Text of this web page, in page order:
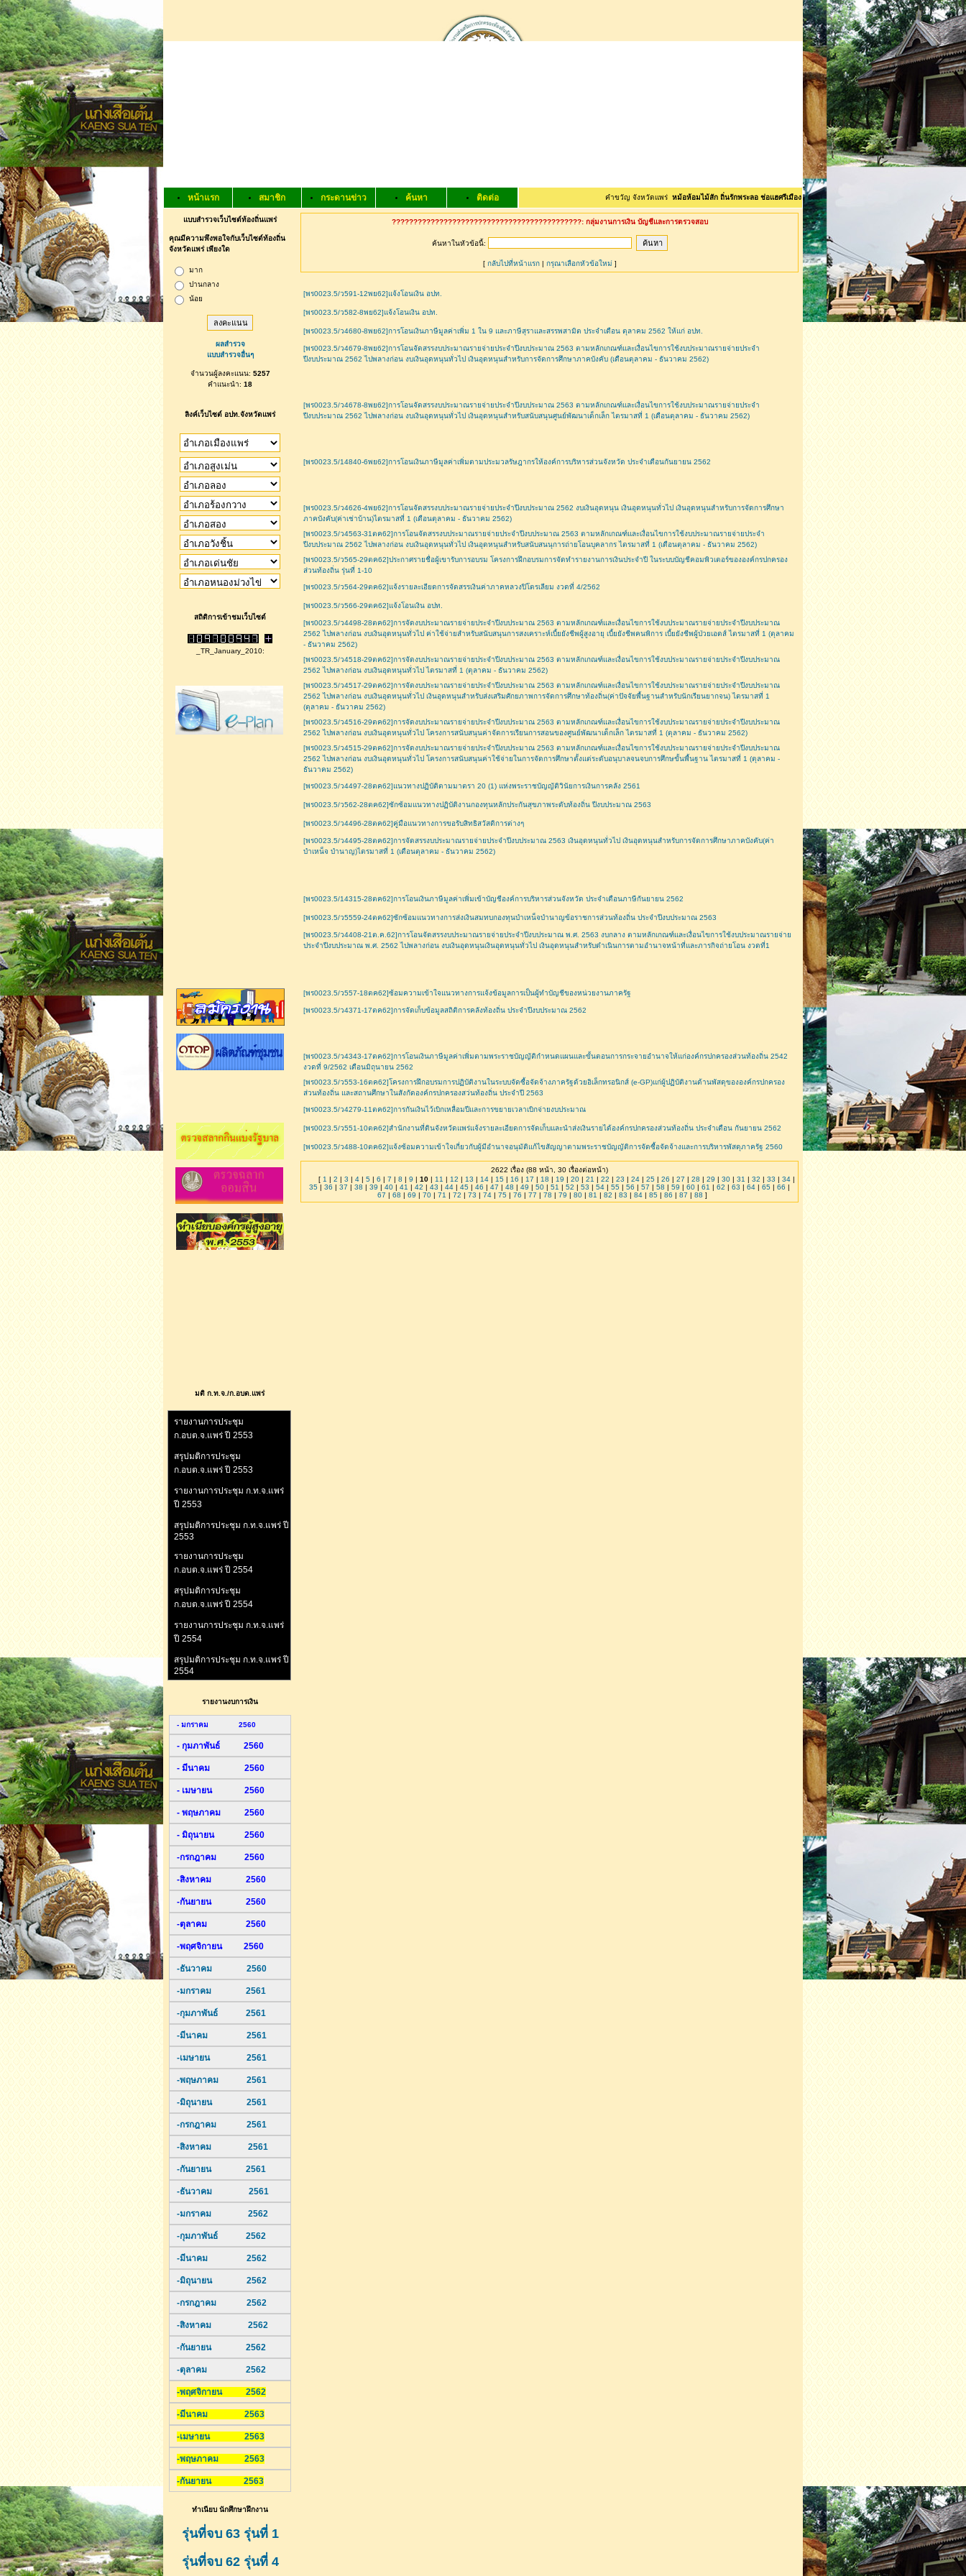
หน้าแรก สมาชิก กระดานข่าว ค้นหา ติดต่อ คำขวัญ จังหวัดแพร่หม้อห้อมไม้สัก ถิ่นรักพระลอ ช่อแฮศรีเมือง ลือเลือนแพะเมืองผี คนแพร่นี้ใจงาม <>ยินดีต้อนรับเข้าสู่เว็บ
แบบสำรวจเว็บไซต์ท้องถิ่นแพร่
คุณมีความพึงพอใจกับเว็บไซต์ท้องถิ่น
จังหวัดแพร่ เพียงใด
มาก
ปานกลาง
น้อย
ผลสำรวจ
แบบสำรวจอื่นๆ
จำนวนผู้ลงคะแนน: 5257
คำแนะนำ: 18
ลิงค์เว็บไซต์ อปท.จังหวัดแพร่
สถิติการเข้าชมเว็บไซต์
_TR_January_2010:
มติ ก.ท.จ./ก.อบต.แพร่
รายงานการประชุม
ก.อบต.จ.แพร่ ปี 2553
สรุปมติการประชุม
ก.อบต.จ.แพร่ ปี 2553
รายงานการประชุม ก.ท.จ.แพร่
ปี 2553
สรุปมติการประชุม ก.ท.จ.แพร่ ปี
2553
รายงานการประชุม
ก.อบต.จ.แพร่ ปี 2554
สรุปมติการประชุม
ก.อบต.จ.แพร่ ปี 2554
รายงานการประชุม ก.ท.จ.แพร่
ปี 2554
สรุปมติการประชุม ก.ท.จ.แพร่ ปี
2554
รายงานงบการเงิน
- มกราคม 2560
- กุมภาพันธ์ 2560
- มีนาคม 2560
- เมษายน 2560
- พฤษภาคม 2560
- มิถุนายน 2560
-กรกฎาคม 2560
-สิงหาคม 2560
-กันยายน 2560
-ตุลาคม 2560
-พฤศจิกายน 2560
-ธันวาคม 2560
-มกราคม 2561
-กุมภาพันธ์ 2561
-มีนาคม 2561
-เมษายน 2561
-พฤษภาคม 2561
-มิถุนายน 2561
-กรกฎาคม 2561
-สิงหาคม 2561
-กันยายน 2561
-ธันวาคม 2561
-มกราคม 2562
-กุมภาพันธ์ 2562
-มีนาคม 2562
-มิถุนายน 2562
-กรกฎาคม 2562
-สิงหาคม 2562
-กันยายน 2562
-ตุลาคม 2562
-พฤศจิกายน 2562
-มีนาคม 2563
-เมษายน 2563
-พฤษภาคม 2563
-กันยายน 2563
ทำเนียบ นักศึกษาฝึกงาน
รุ่นที่จบ 63 รุ่นที่ 1
รุ่นที่จบ 62 รุ่นที่ 4
????????????????????????????????????????????: กลุ่มงานการเงิน บัญชีและการตรวจสอบ
ค้นหาในหัวข้อนี้:
[ กลับไปที่หน้าแรก| กรุณาเลือกหัวข้อใหม่]
[พร0023.5/ว591-12พย62]แจ้งโอนเงิน อปท.
[พร0023.5/ว582-8พย62]แจ้งโอนเงิน อปท.
[พร0023.5/ว4680-8พย62]การโอนเงินภาษีมูลค่าเพิ่ม 1 ใน 9 และภาษีสุราและสรรพสามิต ประจำเดือน ตุลาคม 2562 ให้แก่ อปท.
[พร0023.5/ว4679-8พย62]การโอนจัดสรรงบประมาณรายจ่ายประจำปีงบประมาณ 2563 ตามหลักเกณฑ์และเงื่อนไขการใช้งบประมาณรายจ่ายประจำ
ปีงบประมาณ 2562 ไปพลางก่อน งบเงินอุดหนุนทั่วไป เงินอุดหนุนสำหรับการจัดการศึกษาภาคบังคับ (เดือนตุลาคม - ธันวาคม 2562)
[พร0023.5/ว4678-8พย62]การโอนจัดสรรงบประมาณรายจ่ายประจำปีงบประมาณ 2563 ตามหลักเกณฑ์และเงื่อนไขการใช้งบประมาณรายจ่ายประจำ
ปีงบประมาณ 2562 ไปพลางก่อน งบเงินอุดหนุนทั่วไป เงินอุดหนุนสำหรับสนับสนุนศูนย์พัฒนาเด็กเล็ก ไตรมาสที่ 1 (เดือนตุลาคม - ธันวาคม 2562)
[พร0023.5/14840-6พย62]การโอนเงินภาษีมูลค่าเพิ่มตามประมวลรัษฎากรให้องค์การบริหารส่วนจังหวัด ประจำเดือนกันยายน 2562
[พร0023.5/ว4626-4พย62]การโอนจัดสรรงบประมาณรายจ่ายประจำปีงบประมาณ 2562 งบเงินอุดหนุน เงินอุดหนุนทั่วไป เงินอุดหนุนสำหรับการจัดการศึกษา
ภาคบังคับ(ค่าเช่าบ้าน)ไตรมาสที่ 1 (เดือนตุลาคม - ธันวาคม 2562)
[พร0023.5/ว4563-31ตค62]การโอนจัดสรรงบประมาณรายจ่ายประจำปีงบประมาณ 2563 ตามหลักเกณฑ์และเงื่อนไขการใช้งบประมาณรายจ่ายประจำ
ปีงบประมาณ 2562 ไปพลางก่อน งบเงินอุดหนุนทั่วไป เงินอุดหนุนสำหรับสนับสนนุการถ่ายโอนบุคลากร ไตรมาสที่ 1 (เดือนตุลาคม - ธันวาคม 2562)
[พร0023.5/ว565-29ตค62]ประกาศรายชื่อผู้เขารับการอบรม โครงการฝึกอบรมการจัดทำรายงานการเงินประจำปี ในระบบบัญชีคอมพิวเตอร์ขององค์กรปกครอง
ส่วนท้องถิ่น รุ่นที่ 1-10
[พร0023.5/ว564-29ตค62]แจ้งรายละเอียดการจัดสรรเงินค่าภาคหลวงปิโตรเลียม งวดที่ 4/2562
[พร0023.5/ว566-29ตค62]แจ้งโอนเงิน อปท.
[พร0023.5/ว4498-28ตค62]การจัดงบประมาณรายจ่ายประจำปีงบประมาณ 2563 ตามหลักเกณฑ์และเงื่อนไขการใช้งบประมาณรายจ่ายประจำปีงบประมาณ
2562 ไปพลางก่อน งบเงินอุดหนุนทั่วไป ค่าใช้จ่ายสำหรับสนับสนุนการสงเคราะห์เบี้ยยังชีพผู้สูงอายุ เบี้ยยังชีพคนพิการ เบี้ยยังชีพผู้ป่วยเอดส์ ไตรมาสที่ 1 (ตุลาคม
- ธันวาคม 2562)
[พร0023.5/ว4518-29ตค62]การจัดงบประมาณรายจ่ายประจำปีงบประมาณ 2563 ตามหลักเกณฑ์และเงื่อนไขการใช้งบประมาณรายจ่ายประจำปีงบประมาณ
2562 ไปพลางก่อน งบเงินอุดหนุนทั่วไป ไตรมาสที่ 1 (ตุลาคม - ธันวาคม 2562)
[พร0023.5/ว4517-29ตค62]การจัดงบประมาณรายจ่ายประจำปีงบประมาณ 2563 ตามหลักเกณฑ์และเงื่อนไขการใช้งบประมาณรายจ่ายประจำปีงบประมาณ
2562 ไปพลางก่อน งบเงินอุดหนุนทั่วไป เงินอุดหนุนสำหรับส่งเสริมศักยภาพการจัดการศึกษาท้องถิ่น(ค่าปัจจัยพื้นฐานสำหรับนักเรียนยากจน) ไตรมาสที่ 1
(ตุลาคม - ธันวาคม 2562)
[พร0023.5/ว4516-29ตค62]การจัดงบประมาณรายจ่ายประจำปีงบประมาณ 2563 ตามหลักเกณฑ์และเงื่อนไขการใช้งบประมาณรายจ่ายประจำปีงบประมาณ
2562 ไปพลางก่อน งบเงินอุดหนุนทั่วไป โครงการสนับสนุนค่าจัดการเรียนการสอนของศูนย์พัฒนาเด็กเล็ก ไตรมาสที่ 1 (ตุลาคม - ธันวาคม 2562)
[พร0023.5/ว4515-29ตค62]การจัดงบประมาณรายจ่ายประจำปีงบประมาณ 2563 ตามหลักเกณฑ์และเงื่อนไขการใช้งบประมาณรายจ่ายประจำปีงบประมาณ
2562 ไปพลางก่อน งบเงินอุดหนุนทั่วไป โครงการสนับสนุนค่าใช้จ่ายในการจัดการศึกษาตั้งแต่ระดับอนุบาลจนจบการศึกษขั้นพื้นฐาน ไตรมาสที่ 1 (ตุลาคม -
ธันวาคม 2562)
[พร0023.5/ว4497-28ตค62]แนวทางปฏิบัติตามมาตรา 20 (1) แห่งพระราชบัญญัติวินัยการเงินการคลัง 2561
[พร0023.5/ว562-28ตค62]ซักซ้อมแนวทางปฏิบัติงานกองทุนหลักประกันสุขภาพระดับท้องถิ่น ปีงบประมาณ 2563
[พร0023.5/ว4496-28ตค62]คู่มือแนวทางการขอรับสิทธิสวัสดิการต่างๆ
[พร0023.5/ว4495-28ตค62]การจัดสรรงบประมาณรายจ่ายประจำปีงบประมาณ 2563 เงินอุดหนุนทั่วไป เงินอุดหนุนสำหรับการจัดการศึกษาภาคบังคับ(ค่า
บำเหน็จ บำนาญ)ไตรมาสที่ 1 (เดือนตุลาคม - ธันวาคม 2562)
[พร0023.5/14315-28ตค62]การโอนเงินภาษีมูลค่าเพิ่มเข้าบัญชีองค์การบริหารส่วนจังหวัด ประจำเดือนภาษีกันยายน 2562
[พร0023.5/ว5559-24ตค62]ซักซ้อมแนวทางการส่งเงินสมทบกองทุนบำเหน็จบำนาญข้อราชการส่วนท้องถิ่น ประจำปีงบประมาณ 2563
[พร0023.5/ว4408-21ต.ค.62]การโอนจัดสรรงบประมาณรายจ่ายประจำปีงบประมาณ พ.ศ. 2563 งบกลาง ตามหลักเกณฑ์และเงื่อนไขการใช้งบประมาณรายจ่าย
ประจำปีงบประมาณ พ.ศ. 2562 ไปพลางก่อน งบเงินอุดหนุนเงินอุดหนุนทั่วไป เงินอุดหนุนสำหรับดำเนินการตามอำนาจหน้าที่และภารกิจถ่ายโอน งวดที่1
[พร0023.5/ว557-18ตค62]ซ้อมความเข้าใจแนวทางการแจ้งข้อมูลการเป็นผู้ทำบัญชีของหน่วยงานภาครัฐ
[พร0023.5/ว4371-17ตค62]การจัดเก็บข้อมูลสถิติการคลังท้องถิ่น ประจำปีงบประมาณ 2562
[พร0023.5/ว4343-17ตค62]การโอนเงินภาษีมูลค่าเพิ่มตามพระราชบัญญัติกำหนดแผนและขั้นตอนการกระจายอำนาจให้แก่องค์กรปกครองส่วนท้องถิ่น 2542
งวดที่ 9/2562 เดือนมิถุนายน 2562
[พร0023.5/ว553-16ตค62]โครงการฝึกอบรมการปฏิบัติงานในระบบจัดซื้อจัดจ้างภาครัฐด้วยอิเล็กทรอนิกส์ (e-GP)แก่ผู้ปฏิบัติงานด้านพัสดุขององค์กรปกครอง
ส่วนท้องถิ่น และสถานศึกษาในสังกัดองค์กรปกครองสว่นท้องถิ่น ประจำปี 2563
[พร0023.5/ว4279-11ตค62]การกันเงินไว้เบิกเหลื่อมปีและการขยายเวลาเบิกจ่ายงบประมาณ
[พร0023.5/ว551-10ตค62]สำนักงานที่ดินจังหวัดแพร่แจ้งรายละเอียดการจัดเก็บและนำส่งเงินรายได้องค์กรปกครองส่วนท้องถิ่น ประจำเดือน กันยายน 2562
[พร0023.5/ว488-10ตค62]แจ้งซ้อมความเข้าใจเกี่ยวกับผู้มีอำนาจอนุมัติแก้ไขสัญญาตามพระราชบัญญัติการจัดซื้อจัดจ้างและการบริหารพัสดุภาครัฐ 2560
2622 เรื่อง (88 หน้า, 30 เรื่องต่อหน้า)
[ 1 | 2 | 3 | 4 | 5 | 6 | 7 | 8 | 9 | 10 | 11 | 12 | 13 | 14 | 15 | 16 | 17 | 18 | 19 | 20 | 21 | 22 | 23 | 24 | 25 | 26 | 27 | 28 | 29 | 30 | 31 | 32 | 33 | 34 |
35 | 36 | 37 | 38 | 39 | 40 | 41 | 42 | 43 | 44 | 45 | 46 | 47 | 48 | 49 | 50 | 51 | 52 | 53 | 54 | 55 | 56 | 57 | 58 | 59 | 60 | 61 | 62 | 63 | 64 | 65 | 66 |
67 | 68 | 69 | 70 | 71 | 72 | 73 | 74 | 75 | 76 | 77 | 78 | 79 | 80 | 81 | 82 | 83 | 84 | 85 | 86 | 87 | 88 ]